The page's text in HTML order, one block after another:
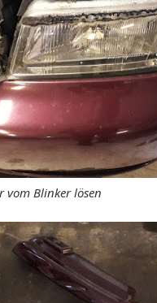
Blinker lösen